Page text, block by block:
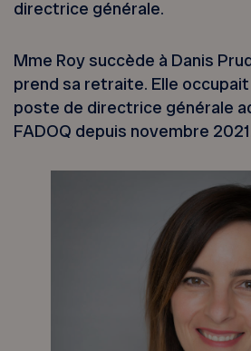
directrice générale.
Mme Roy succède à Danis
prend sa retraite. Elle
poste de directrice générale
FADOQ depuis novembre